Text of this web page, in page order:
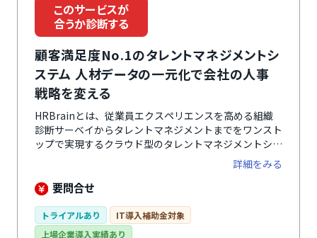
このサービスが
合うか診断する
顧客満足度No.1のタレントマネジメントシ
ステム 人材データの一元化で会社の人事
戦略を変える
HRBrainとは、従業員エクスペリエンスを高める組織
診断サーベイからタレントマネジメントまでをワンスト
ップで実現するクラウド型のタレントマネジメントシス
テムです。社員の人事評価データや資格・スキル情報な
ど、あらゆる人材データを一元管理することで、業務の
効率化やデータ分析・活用が可能になります。UI・UX
使えるのが特徴。サポート体制も手厚く、企業ごとに専
任のカスタマーサクセス担当者がつき、導入時の初期設
詳細をみる
要問合せ
トライアルあり
IT導入補助金対象
上場企業導入実績あり